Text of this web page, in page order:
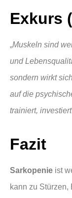
Exkurs
„Muskeln sind
und
sondern wirkt
auf die
trainiert,
Fazit
Sarkopenie ist
kann zu